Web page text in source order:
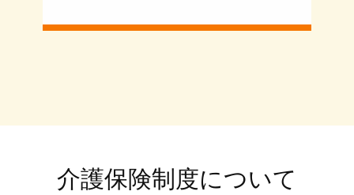
介護保険制度について